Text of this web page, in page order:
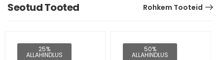
Seotud Tooted Rohkem Tooteid
25%
ALLAHINDLUS
50%
ALLAHINDLUS